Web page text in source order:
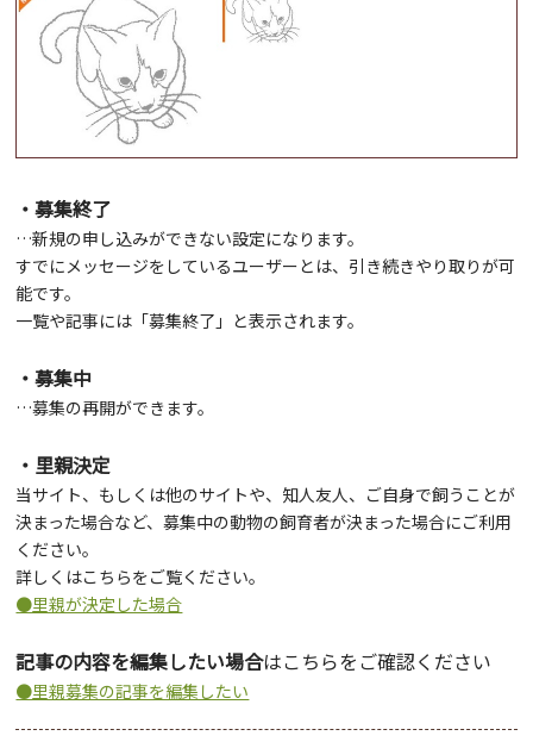
・募集終了
…新規の申し込みができない設定になります。
すでにメッセージをしているユーザーとは、引き続きやり取りが可
能です。
一覧や記事には「募集終了」と表示されます。
・募集中
…募集の再開ができます。
・里親決定
当サイト、もしくは他のサイトや、知人友人、ご自身で飼うことが
決まった場合など、募集中の動物の飼育者が決まった場合にご利用
ください。
詳しくはこちらをご覧ください。
●里親が決定した場合
記事の内容を編集したい場合はこちらをご確認ください
●里親募集の記事を編集したい